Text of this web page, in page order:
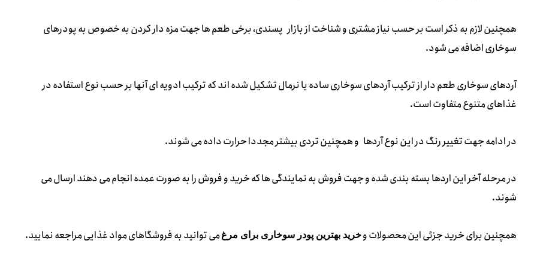
همچنین لازم به ذکر است بر حسب نیاز مشتری و شناخت از بازار پسندی، برخی طعم ها جهت مزه دار کردن به خصوص به پودرهای
سوخاری اضافه می شود.
آردهای سوخاری طعم دار از ترکیب آردهای سوخاری ساده یا نرمال تشکیل شده اند که ترکیب ادویه ای آنها بر حسب نوع استفاده در
غذاهای متنوع متفاوت است.
در ادامه جهت تغییر رنگ در این نوع آردها و همچنین تردی بیشتر مجددا حرارت داده می شوند.
در مرحله آخر این اردها بسته بندی شده و جهت فروش به نمایندگی ها که خرید و فروش را به صورت عمده انجام می دهند ارسال می
شوند.
همچنین برای خرید جزئی این محصولات وخرید بهترین پودر سوخاری برای مرغ می توانید به فروشگاهای مواد غذایی مراجعه نمایید.